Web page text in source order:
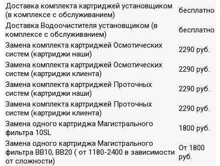
Доставка комплекта картриджей установщиком
(в комплексе с обслуживанием)
бесплатно
Доставка Водоочистителя установщиком (в
комплексе с обслуживанием)
бесплатно
Замена комплекта картриджей Осмотических
систем (картриджи наши)
2290 руб.
Замена комплекта картриджей Осмотических
систем (картриджи клиента)
2290 руб.
Замена комплекта картриджей Проточных
систем (картриджи наши)
2290 руб.
Замена комплекта картриджей Проточных
систем (картриджи клиента)
2290 руб.
Замена одного картриджа Магистрального
фильтра 10SL
1800 руб.
Замена одного картриджа Магистрального
фильтра ВВ10, ВВ20 ( от 1180-2400 в зависимости
от сложности)
От 1800
руб.